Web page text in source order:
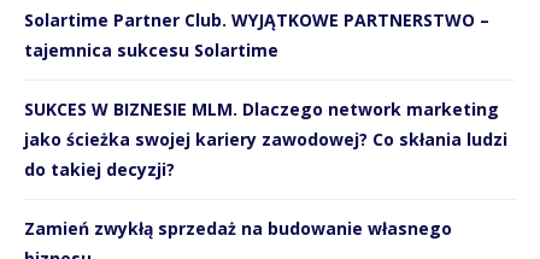
Solartime Partner Club. WYJĄTKOWE PARTNERSTWO –
tajemnica sukcesu Solartime
SUKCES W BIZNESIE MLM. Dlaczego network marketing
jako ścieżka swojej kariery zawodowej? Co skłania ludzi
do takiej decyzji?
Zamień zwykłą sprzedaż na budowanie własnego